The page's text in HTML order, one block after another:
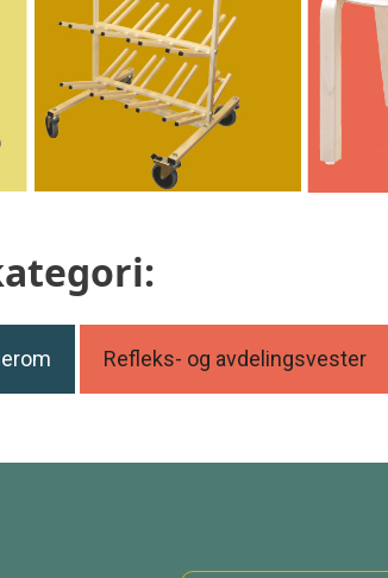
Refleks- og avdelingsvester